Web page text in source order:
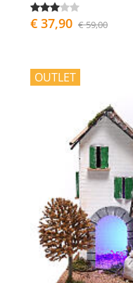
€ 37,90 € 59,00
OUTLET